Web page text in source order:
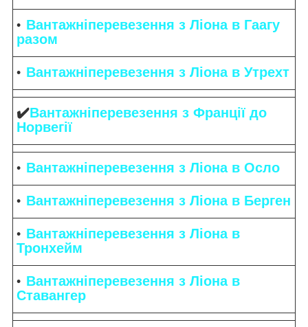
Вантажніперевезення з Ліона в Гаагу
разом
Вантажніперевезення з Ліона в Утрехт
✔️Вантажніперевезення з Франції до
Норвегії
Вантажніперевезення з Ліона в Осло
Вантажніперевезення з Ліона в Берген
Вантажніперевезення з Ліона в
Тронхейм
Вантажніперевезення з Ліона в
Ставангер